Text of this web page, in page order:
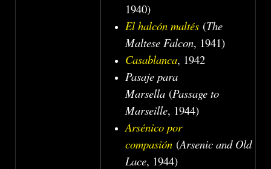
1940)
El halcón maltés (The
Maltese Falcon, 1941)
Casablanca, 1942
Pasaje para
Marsella (Passage to
Marseille, 1944)
Arsénico por
compasión (Arsenic and Old
Lace, 1944)